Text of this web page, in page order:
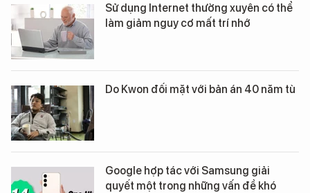
Sử dụng Internet thường xuyên có thể
làm giảm nguy cơ mất trí nhớ
Do Kwon đối mặt với bản án 40 năm tù
Google hợp tác với Samsung giải
quyết một trong những vấn đề khó